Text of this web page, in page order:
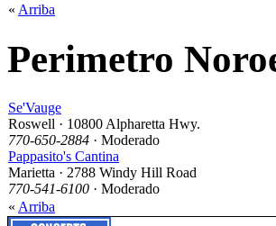
« Arriba
Perimetro
Se'Vauge
Roswell · 10800 Alpharetta Hwy.
770-650-2884 · Moderado
Pappasito's Cantina
Marietta · 2788 Windy Hill Road
770-541-6100 · Moderado
« Arriba